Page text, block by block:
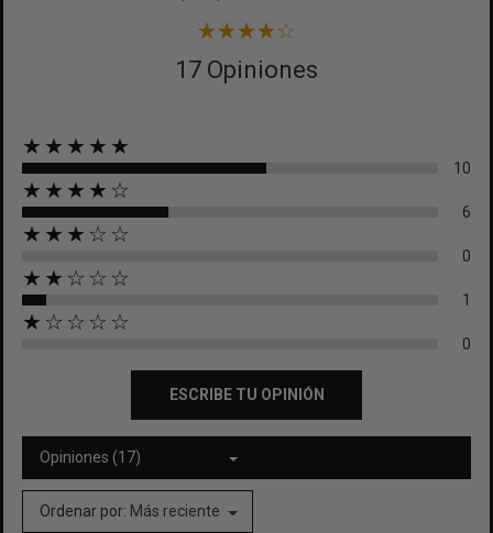
17 Opiniones
★★★★★
10
★★★★☆
6
★★★☆☆
0
★★☆☆☆
1
★☆☆☆☆
0
ESCRIBE TU OPINIÓN
Opiniones (17)
Ordenar por: Más reciente